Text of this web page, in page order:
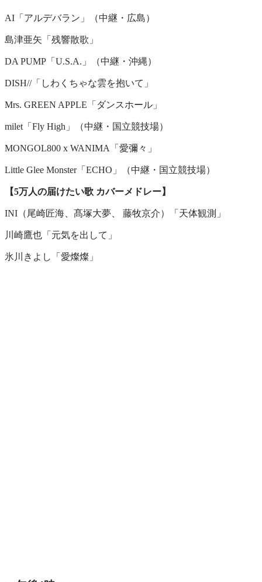
AI「アルデバラン」（中継・広島）
島津亜矢「残響散歌」
DA PUMP「U.S.A.」（中継・沖縄）
DISH//「しわくちゃな雲を抱いて」
Mrs. GREEN APPLE「ダンスホール」
milet「Fly High」（中継・国立競技場）
MONGOL800 x WANIMA「愛彌々」
Little Glee Monster「ECHO」（中継・国立競技場）
【5万人の届けたい歌 カバーメドレー】
INI（尾崎匠海、髙塚大夢、 藤牧京介）「天体観測」
川崎鷹也「元気を出して」
氷川きよし「愛燦燦」